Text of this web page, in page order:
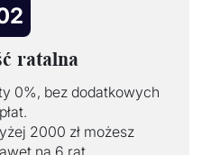
ratalna
0%, bez dodatkowych
2000 zł możesz